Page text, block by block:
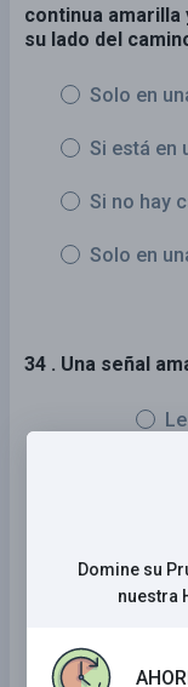
continua amarilla
su lado del
Solo en
Si está en
Si no hay
Solo en
34 . Una señal
Domine su
nuestra